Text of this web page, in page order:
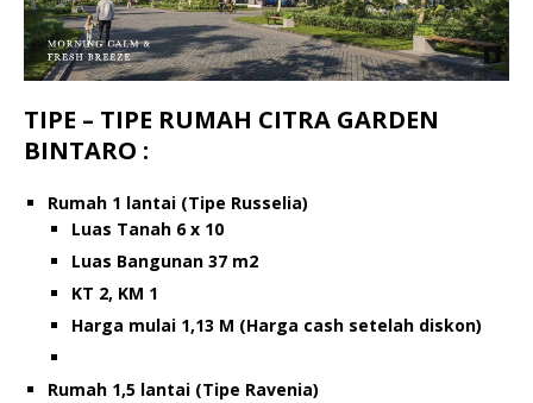
TIPE – TIPE RUMAH CITRA GARDEN
BINTARO :
Rumah 1 lantai (Tipe Russelia)
Luas Tanah 6 x 10
Luas Bangunan 37 m2
KT 2, KM 1
Harga mulai 1,13 M (Harga cash setelah diskon)
Rumah 1,5 lantai (Tipe Ravenia)